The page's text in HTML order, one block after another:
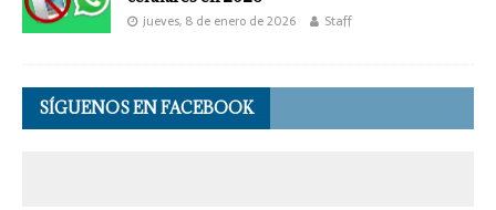
jueves, 8 de enero de 2026 Staff
SÍGUENOS EN FACEBOOK